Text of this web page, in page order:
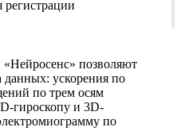
регистрации
позволяют
данных: ускорения по
по трем осям
гироскопу и 3D-
по